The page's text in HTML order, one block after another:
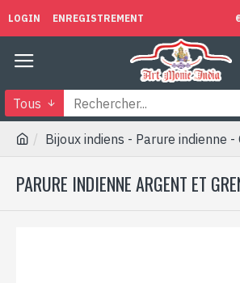
LOGIN ENREGISTREMENT
Tous
Bijoux indiens - Parure indienne -
PARURE INDIENNE ARGENT ET